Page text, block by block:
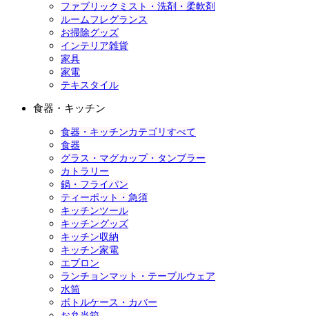
ファブリックミスト・洗剤・柔軟剤
ルームフレグランス
お掃除グッズ
インテリア雑貨
家具
家電
テキスタイル
食器・キッチン
食器・キッチンカテゴリすべて
食器
グラス・マグカップ・タンブラー
カトラリー
鍋・フライパン
ティーポット・急須
キッチンツール
キッチングッズ
キッチン収納
キッチン家電
エプロン
ランチョンマット・テーブルウェア
水筒
ボトルケース・カバー